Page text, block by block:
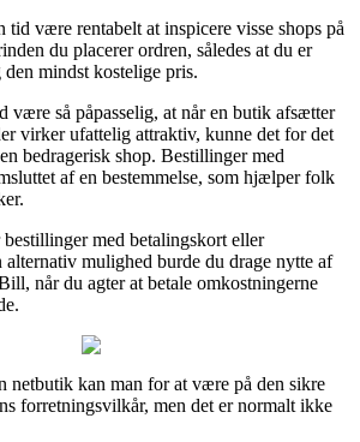
tid være rentabelt at inspicere visse shops på
du placerer ordren, således at du er
den mindst kostelige pris.
være så påpasselig, at når en butik afsætter
virker ufattelig attraktiv, kunne det for det
bedragerisk shop. Bestillinger med
af en bestemmelse, som hjælper folk
med betalingskort eller
mulighed burde du drage nytte af
når du agter at betale omkostningerne
netbutik kan man for at være på den sikre
forretningsvilkår, men det er normalt ikke